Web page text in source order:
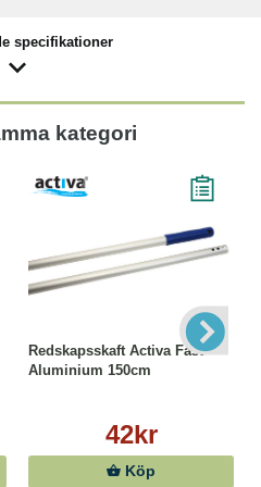
specifikationer
kategori
Redskapsskaft Activa Fast
Aluminium 150cm
42kr
Köp